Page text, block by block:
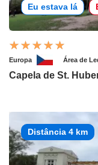
Eu estava lá
Europa Área de
Capela de St.
Distância 4 km